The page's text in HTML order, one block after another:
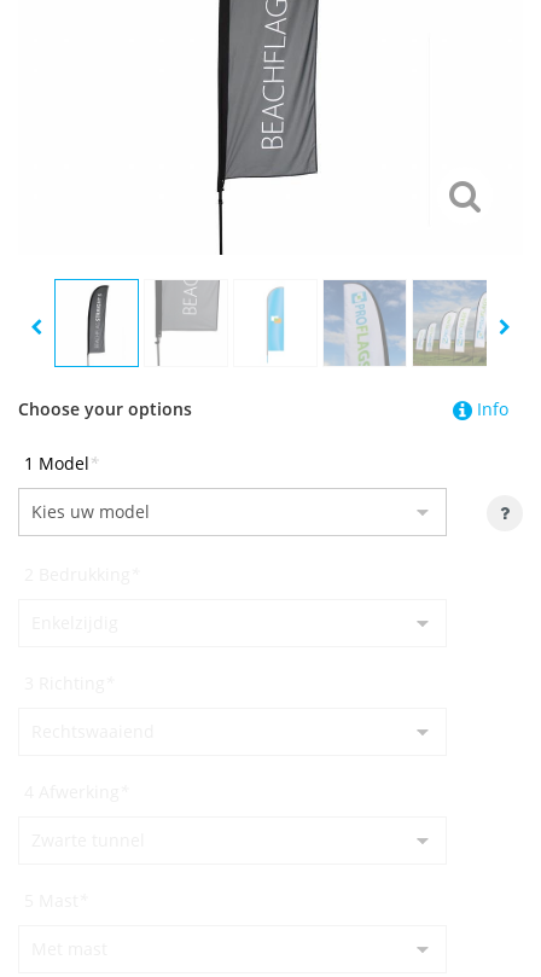
Info
Choose your options
1 Model*